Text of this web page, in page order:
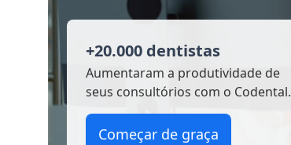
+20.000 dentistas
Aumentaram a produtividadede
seus consultórios com o Codental.
Começar de graça